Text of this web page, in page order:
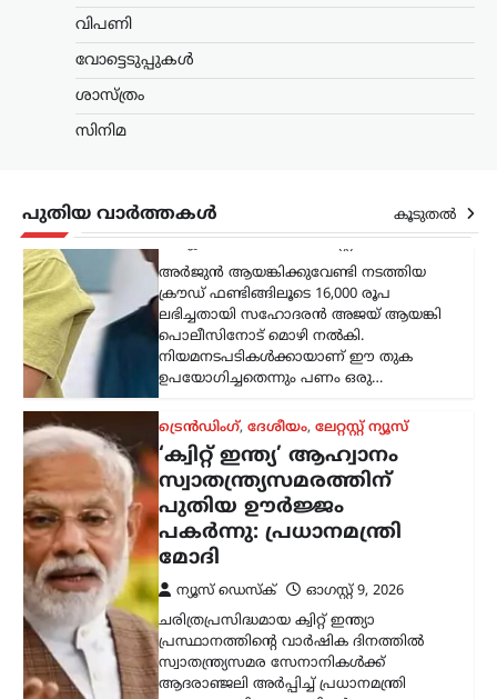
വിപണി
വോട്ടെടുപ്പുകൾ
ശാസ്ത്രം
സിനിമ
പുതിയ വാർത്തകൾ കൂടുതൽ
ഉപയോഗിച്ചതെന്നും പണം ഒരു…
പകർന്നു: പ്രധാനമന്ത്രി
മോദി
ന്യൂസ് ഡെസ്ക്
ഓഗസ്റ്റ്‌ 9, 2026
ചരിത്രപ്രസിദ്ധമായ ക്വിറ്റ് ഇന്ത്യാ
പ്രസ്ഥാനത്തിന്റെ വാർഷിക ദിനത്തിൽ
സ്വാതന്ത്ര്യസമര സേനാനികൾക്ക്
ആദരാഞ്ജലി അർപ്പിച്ച് പ്രധാനമന്ത്രി
നരേന്ദ്ര മോദി. രാജ്യത്തിന്റെ
ധൈര്യവും ത്യാഗവും വരും
തലമുറകൾക്കും…
ട്രെൻഡിംഗ് ദേശീയം
മന്ത്രിസ്ഥാനം രാജിവെച്ചത്
സ്വന്തം തീരുമാനപ്രകാരം;
പദവികൾ എനിക്ക്
നിർബന്ധമല്ല: ധർമേന്ദ്ര
പ്രധാൻ
ന്യൂസ് ഡെസ്ക്
ഓഗസ്റ്റ്‌ 9, 2026
ഡൽഹിയിലെ വിദ്യാർത്ഥി സമരത്തെ